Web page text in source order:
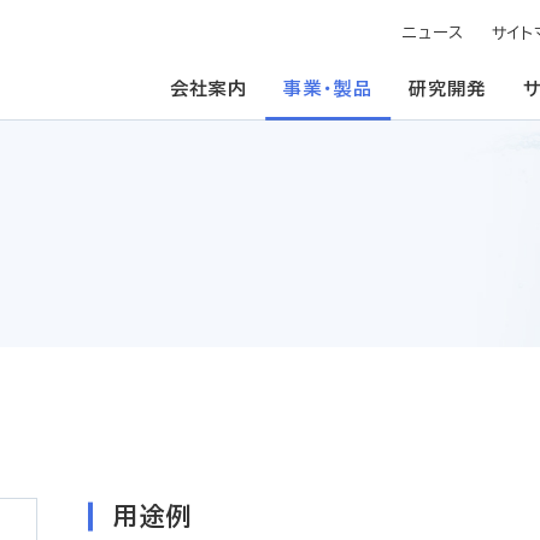
会社案内 事業・製品 研究開発
ニュース サイト
用途例